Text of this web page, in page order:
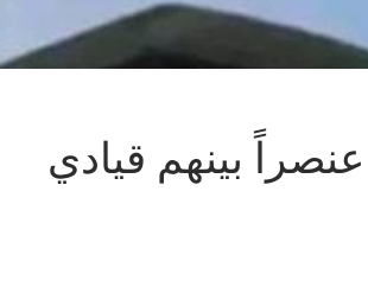
بطائرات مسيرة .. مقتل وإصابة 13 عنصراً بينهم قيادي